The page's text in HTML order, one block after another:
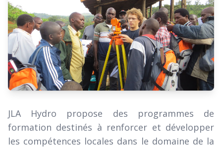
JLA Hydro propose des programmes de
formation destinés à renforcer et développer
les compétences locales dans le domaine de la